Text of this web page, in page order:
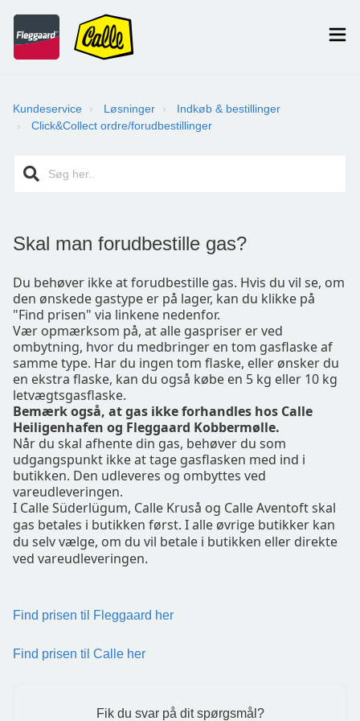
Kundeservice Løsninger
Indkøb & bestillinger
Click&Collect ordre/forudbestillinger
Skal man forudbestille gas?
Du behøver ikke at forudbestille gas. Hvis du vil se, om
den ønskede gastype er på lager, kan du klikke på
"Find prisen" via linkene nedenfor.
Vær opmærksom på, at alle gaspriser er ved
ombytning, hvor du medbringer en tom gasflaske af
samme type. Har du ingen tom flaske, eller ønsker du
en ekstra flaske, kan du også købe en 5 kg eller 10 kg
letvægtsgasflaske.
Bemærk også, at gas ikke forhandles hos Calle
Heiligenhafen og Fleggaard Kobbermølle.
Når du skal afhente din gas, behøver du som
udgangspunkt ikke at tage gasflasken med ind i
butikken. Den udleveres og ombyttes ved
vareudleveringen.
I Calle Süderlügum, Calle Kruså og Calle Aventoft skal
gas betales i butikken først. I alle øvrige butikker kan
du selv vælge, om du vil betale i butikken eller direkte
ved vareudleveringen.
Find prisen til Fleggaard her
Find prisen til Calle her
Fik du svar på dit spørgsmål?